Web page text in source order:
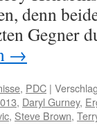
denn
Gegner
→
, PDC |
, Daryl Gurney,
, Steve Brown,